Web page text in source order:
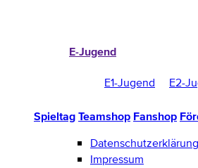
E-Jugend
E1-Jugend E2-
Spieltag Teamshop Fanshop
Datenschutzerklärung
Impressum